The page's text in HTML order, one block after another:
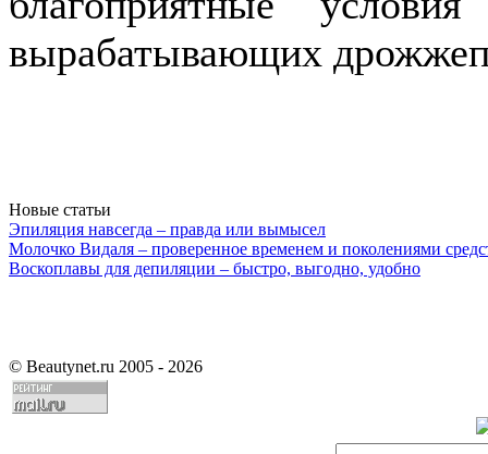
вырабатывающих
Новые статьи
Эпиляция навсегда – правда или вымысел
Молочко Видаля – проверенное временем и поколениями
Воскоплавы для депиляции – быстро, выгодно, удобно
© Beautynet.ru 2005 - 2026